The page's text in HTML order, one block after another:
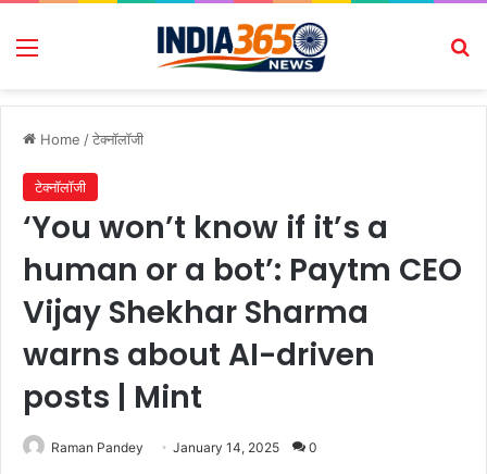
Menu
Home /टेक्नॉलॉजी
टेक्नॉलॉजी
‘You won’t know if it’s a
human or a bot’: Paytm CEO
Vijay Shekhar Sharma
warns about AI-driven
posts | Mint
Raman Pandey January 14, 2025 0